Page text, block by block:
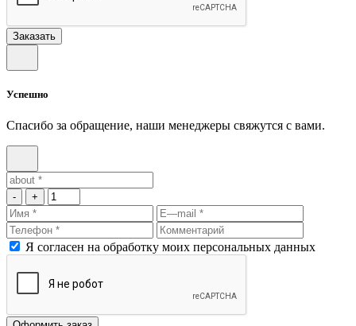
Заказать
Успешно
Спасибо за обращение, наши менеджеры свяжутся с вами.
- +
Я согласен на обработку моих персональных данных